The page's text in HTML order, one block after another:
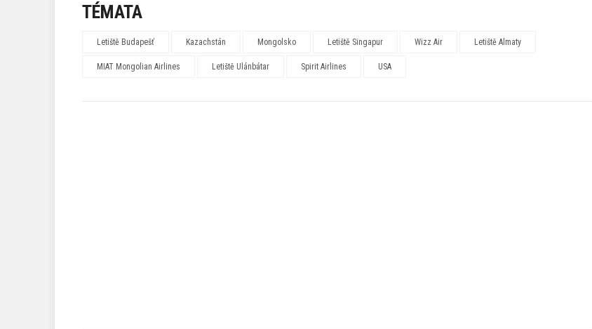
TÉMATA
Letiště Budapešť Kazachstán Mongolsko Letiště Singapur Wizz Air Letiště Almaty
MIAT Mongolian Airlines Letiště Ulánbátar Spirit Airlines USA